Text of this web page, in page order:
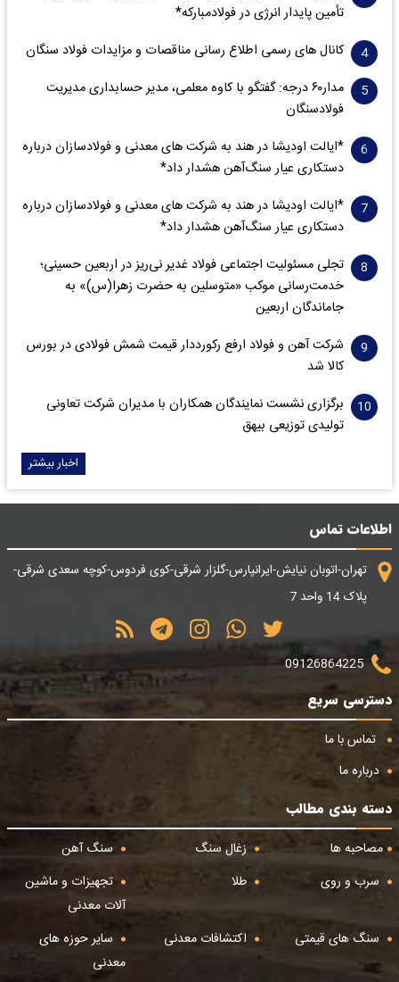
تأمین پایدار انرژی در فولادمبارکه*
کانال های رسمی اطلاع رسانی مناقصات و مزایدات فولاد سنگان
مدار‌۶٠ درجه: گفتگو با کاوه معلمی، مدیر حسابداری مدیریت
فولادسنگان
*ایالت اودیشا در هند به شرکت های معدنی و فولادسازان درباره
دستکاری عیار سنگ‌آهن هشدار داد*
*ایالت اودیشا در هند به شرکت های معدنی و فولادسازان درباره
دستکاری عیار سنگ‌آهن هشدار داد*
تجلی مسئولیت اجتماعی فولاد غدیر نی‌ریز در اربعین حسینی؛
خدمت‌رسانی موکب «متوسلین به حضرت زهرا(س)» به
جاماندگان اربعین
شرکت آهن و فولاد ارفع رکورددار قیمت شمش فولادی در بورس
کالا شد
برگزاری نشست نمایندگان همکاران با مدیران شرکت تعاونی
تولیدی توزیعی بیهق
اخبار بیشتر
اطلاعات تماس
تهران-اتوبان نیایش-ایرانپارس-گلزار شرقی-کوی فردوس-کوچه سعدی شرقی-
پلاک 14 واحد 7
09126864225
دسترسی سریع
تماس با ما
درباره ما
دسته بندی مطالب
مصاحبه ها
زغال سنگ
سنگ آهن
سرب و روی
طلا
تجهیزات و ماشین
آلات معدنی
سنگ های قیمتی
اکتشافات معدنی
سایر حوزه های
معدنی